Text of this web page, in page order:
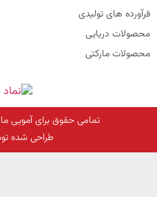
فرآورده های تولیدی
محصولات دریایی
محصولات مارکتی
تمامی حقوق برای
طراحی شده